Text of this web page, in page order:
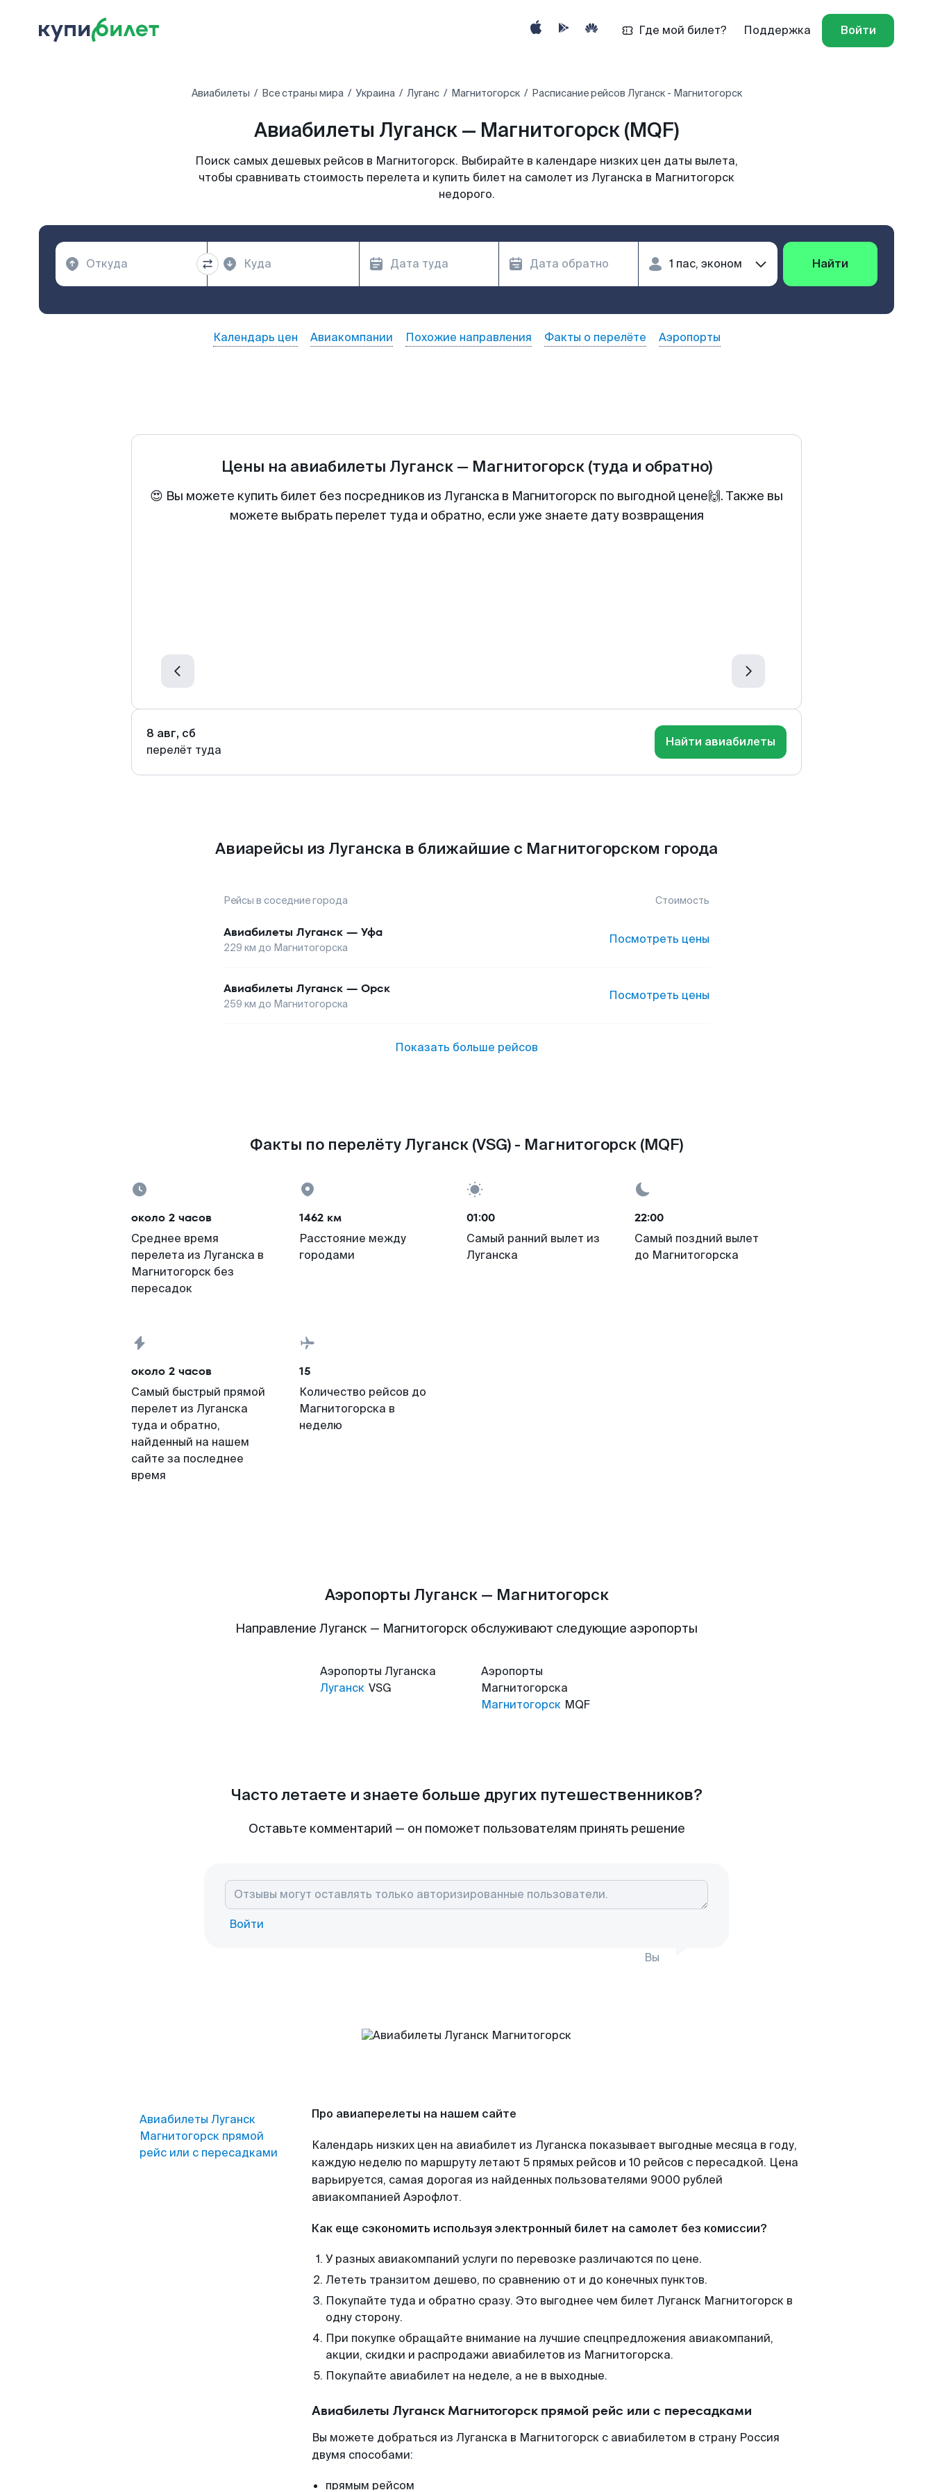
Где мой билет? Поддержка Войти
Авиабилеты Все страны мира Украина Луганс Магнитогорск Расписание рейсов Луганск - Магнитогорск
Авиабилеты Луганск — Магнитогорск (MQF)
Поиск самых дешевых рейсов в Магнитогорск. Выбирайте в календаре низких цен даты вылета,
чтобы сравнивать стоимость перелета и купить билет на самолет из Луганска в Магнитогорск
недорого.
Найти
Календарь цен Авиакомпании Похожие направления Факты о перелёте Аэропорты
Цены на авиабилеты Луганск— Магнитогорск (туда и обратно)
😍 Вы можете купить билет без посредников из Луганска в Магнитогорск по выгодной цене🙌. Также вы
можете выбрать перелет туда и обратно, если уже знаете дату возвращения
8 авг, сб
перелёт туда
Найти авиабилеты
Авиарейсы из Луганска в ближайшие с Магнитогорском города
Рейсы в соседние города Стоимость
Авиабилеты Луганск — Уфа
229 км до Магнитогорска
Посмотреть цены
Авиабилеты Луганск — Орск
259 км до Магнитогорска
Посмотреть цены
Показать больше рейсов
Факты по перелёту Луганск (VSG) - Магнитогорск (MQF)
около 2 часов
Среднее время
перелета из Луганска в
Магнитогорск без
пересадок
1462 км
Расстояние между
городами
01:00
Самый ранний вылет из
Луганска
22:00
Самый поздний вылет
до Магнитогорска
около 2 часов
Самый быстрый прямой
перелет из Луганска
туда и обратно,
найденный на нашем
сайте за последнее
время
15
Количество рейсов до
Магнитогорска в
неделю
Аэропорты Луганск — Магнитогорск
Направление Луганск — Магнитогорск обслуживают следующие аэропорты
Аэропорты Луганска
Луганск VSG
Аэропорты
Магнитогорска
Магнитогорск MQF
Часто летаете и знаете больше других путешественников?
Оставьте комментарий — он поможет пользователям принять решение
Войти
Вы
Авиабилеты Луганск
Магнитогорск прямой
рейс или с пересадками
Про авиаперелеты на нашем сайте
Календарь низких цен на авиабилет из Луганска показывает выгодные месяца в году,
каждую неделю по маршруту летают 5 прямых рейсов и 10 рейсов с пересадкой. Цена
варьируется, самая дорогая из найденных пользователями 9000 рублей
авиакомпанией Аэрофлот.
Как еще сэкономить используя электронный билет на самолет без комиссии?
У разных авиакомпаний услуги по перевозке различаются по цене.
Лететь транзитом дешево, по сравнению от и до конечных пунктов.
Покупайте туда и обратно сразу. Это выгоднее чем билет Луганск Магнитогорск в
одну сторону.
При покупке обращайте внимание на лучшие спецпредложения авиакомпаний,
акции, скидки и распродажи авиабилетов из Магнитогорска.
Покупайте авиабилет на неделе, а не в выходные.
Авиабилеты Луганск Магнитогорск прямой рейс или с пересадками
Вы можете добраться из Луганска в Магнитогорск с авиабилетом в страну Россия
двумя способами:
прямым рейсом